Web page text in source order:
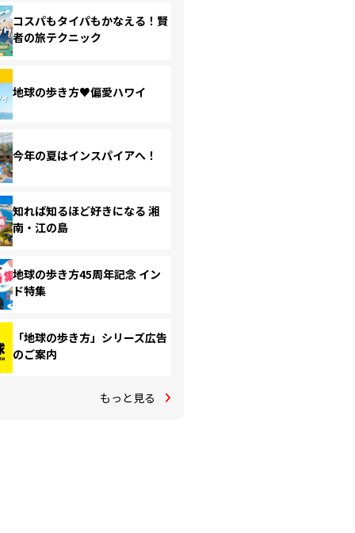
コスパもタイパもかなえる！賢
者の旅テクニック
地球の歩き方♥偏愛ハワイ
今年の夏はインスパイアへ！
知れば知るほど好きになる 湘
南・江の島
地球の歩き方45周年記念 イン
ド特集
「地球の歩き方」シリーズ広告
のご案内
もっと見る